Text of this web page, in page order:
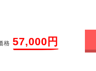
格 57,000円